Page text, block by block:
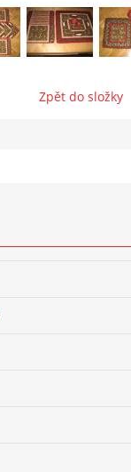
© 2025 eStránky.cz
Zpět do složky